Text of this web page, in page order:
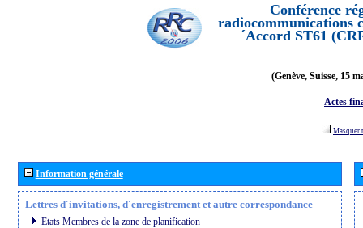
Conférence
radiocommunications
´Accord ST61
(Genève, Suisse, 15
Actes
Masquer
Information générale
Lettres d´invitations, d´enregistrement et autre correspondance
Etats Membres de la zone de planification